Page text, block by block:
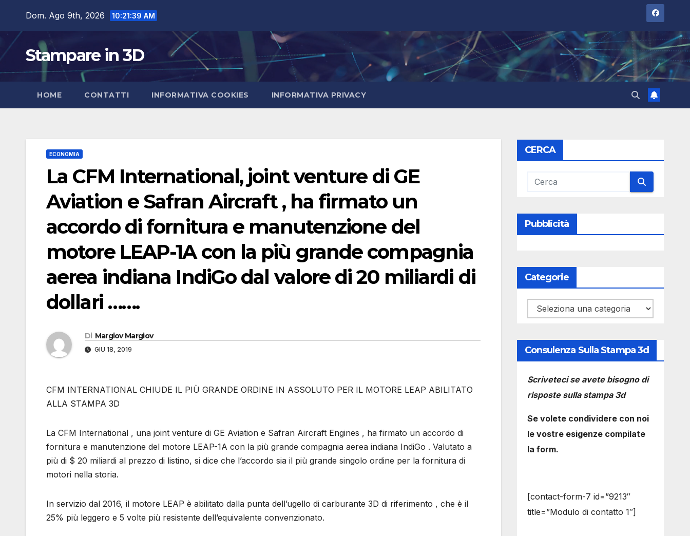
contenuto
Dom. Ago 9th, 2026 10:21:40 AM
Stampare in 3D
HOME CONTATTI INFORMATIVA COOKIES INFORMATIVA PRIVACY
ECONOMIA
La CFM International, joint venture di GE
Aviation e Safran Aircraft , ha firmato un
accordo di fornitura e manutenzione del
motore LEAP-1A con la più grande compagnia
aerea indiana IndiGo dal valore di 20 miliardi di
dollari …….
Di Margiov Margiov
GIU 18, 2019
CFM INTERNATIONAL CHIUDE IL PIÙ GRANDE ORDINE IN ASSOLUTO PER IL MOTORE LEAP ABILITATO
ALLA STAMPA 3D
La CFM International , una joint venture di GE Aviation e Safran Aircraft Engines , ha firmato un accordo di
fornitura e manutenzione del motore LEAP-1A con la più grande compagnia aerea indiana IndiGo . Valutato a
più di $ 20 miliardi al prezzo di listino, si dice che l’accordo sia il più grande singolo ordine per la fornitura di
motori nella storia.
In servizio dal 2016, il motore LEAP è abilitato dalla punta dell’ugello di carburante 3D di riferimento , che è il
25% più leggero e 5 volte più resistente dell’equivalente convenzionato.
CERCA
Pubblicità
Categorie
Categorie
Consulenza Sulla Stampa 3d
Scriveteci se avete bisogno di
risposte sulla stampa 3d
Se volete condividere con noi
le vostre esigenze compilate
la form.
[contact-form-7 id=”9213″
title=”Modulo di contatto 1″]